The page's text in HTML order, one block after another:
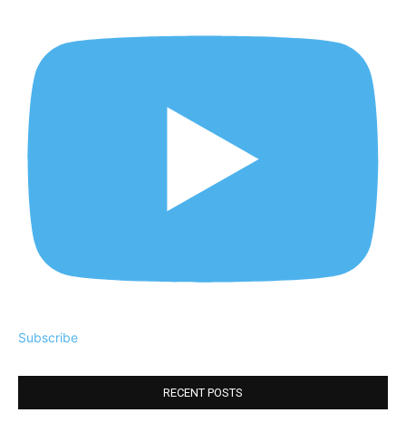
Subscribe
RECENT POSTS